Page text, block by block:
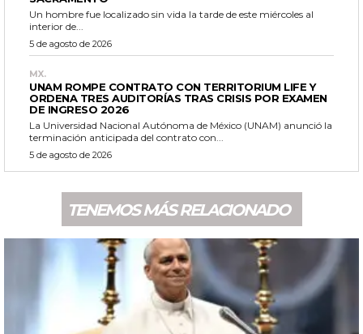
Un hombre fue localizado sin vida la tarde de este miércoles al
interior de...
5 de agosto de 2026
MX.
UNAM ROMPE CONTRATO CON TERRITORIUM LIFE Y
ORDENA TRES AUDITORÍAS TRAS CRISIS POR EXAMEN
DE INGRESO 2026
La Universidad Nacional Autónoma de México (UNAM) anunció la
terminación anticipada del contrato con...
5 de agosto de 2026
TENEMOS MÁS RELACIONADO